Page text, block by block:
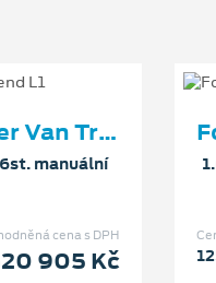
Ford Transit Courier Van Trend L1
manuální
cena s DPH
905 Kč